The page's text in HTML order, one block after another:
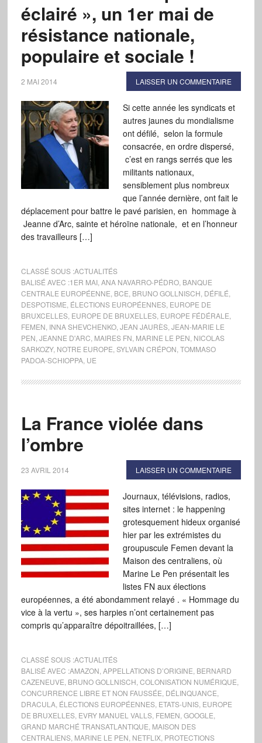
éclairé », un 1er mai de
résistance nationale,
populaire et sociale !
2 MAI 2014 LAISSER UN COMMENTAIRE
Si cette année les syndicats et
autres jaunes du mondialisme
ont défilé, selon la formule
consacrée, en ordre dispersé,
c’est en rangs serrés que les
militants nationaux,
sensiblement plus nombreux
que l’année dernière, ont fait le
déplacement pour battre le pavé parisien, en hommage à
Jeanne d’Arc, sainte et héroïne nationale, et en l’honneur
des travailleurs […]
CLASSÉ SOUS :ACTUALITÉS
BALISÉ AVEC :1ER MAI, ANA NAVARRO-PÉDRO, BANQUE
CENTRALE EUROPÉENNE BCE BRUNO GOLLNISCH DÉFILÉ
DESPOTISME ÉLECTIONS EUROPÉENNES, EUROPE DE
BRUXCELLES, EUROPE DE BRUXELLES, EUROPE FÉDÉRALE
FEMEN INNA SHEVCHENKO, JEAN JAURÈS, JEAN-MARIE LE
PEN JEANNE D'ARC MAIRES FN MARINE LE PEN NICOLAS
SARKOZY, NOTRE EUROPE SYLVAIN CRÉPON TOMMASO
PADOA-SCHIOPPA, UE
La France violée dans
l’ombre
23 AVRIL 2014 LAISSER UN COMMENTAIRE
Journaux, télévisions, radios,
sites internet : le happening
grotesquement hideux organisé
hier par les extrémistes du
groupuscule Femen devant la
Maison des centraliens, où
Marine Le Pen présentait les
listes FN aux élections
européennes, a été abondamment relayé . « Hommage du
vice à la vertu », ses harpies n’ont certainement pas
compris qu’apparaître dépoitraillées, […]
CLASSÉ SOUS :ACTUALITÉS
BALISÉ AVEC :AMAZON APPELLATIONS D’ORIGINE BERNARD
CAZENEUVE BRUNO GOLLNISCH COLONISATION NUMÉRIQUE
CONCURRENCE LIBRE ET NON FAUSSÉE DÉLINQUANCE
DRACULA, ÉLECTIONS EUROPÉENNES, ETATS-UNIS, EUROPE
DE BRUXELLES, EVRY MANUEL VALLS, FEMEN GOOGLE
GRAND MARCHÉ TRANSATLANTIQUE MAISON DES
CENTRALIENS, MARINE LE PEN NETFLIX, PROTECTIONS